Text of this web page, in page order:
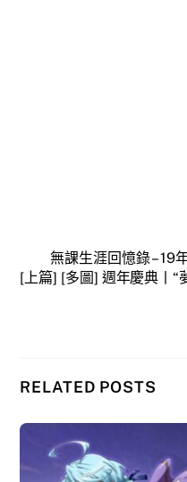
無課生涯回憶錄 – 19
[上篇] [多圖] 週年慶典丨“
RELATED POSTS